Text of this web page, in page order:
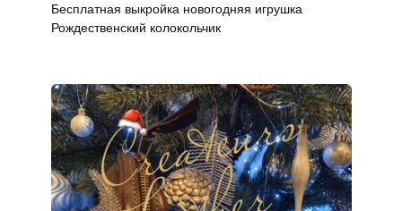
Бесплатная выкройка новогодняя игрушка
Рождественский колокольчик